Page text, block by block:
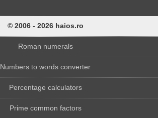
© 2006 - 2026 haios.ro
Roman numerals
Numbers to words converter
Percentage calculators
Prime common factors